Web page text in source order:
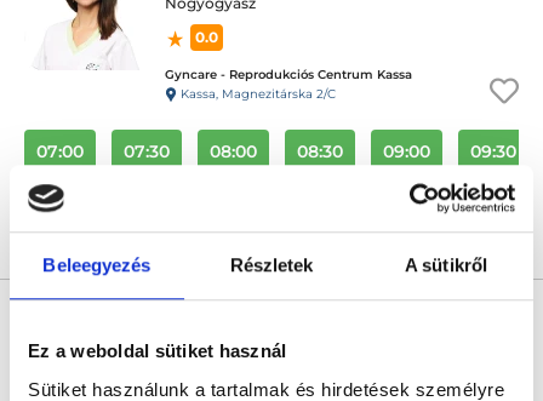
Beleegyezés Részletek A sütikről
Ez a weboldal sütiket használ
Sütiket használunk a tartalmak és hirdetések személyre
0.0
Gyncare - Reprodukciós Centrum Kassa
Kassa, Magnezitárska 2/C
07:00 07:30 08:00 08:30 09:00 09:30